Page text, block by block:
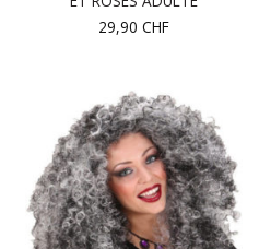
29,90 CHF